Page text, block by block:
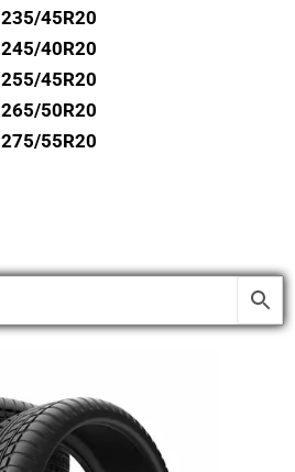
235/45R20
245/40R20
255/45R20
265/50R20
275/55R20